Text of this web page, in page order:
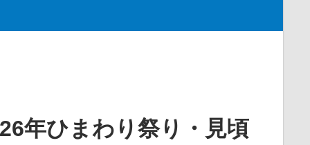
年ひまわり祭り・見頃